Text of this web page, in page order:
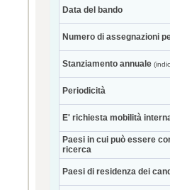
Data del bando
Numero di assegnazioni
Stanziamento annuale
Periodicità
E' richiesta mobilità
Paesi in cui può essere
ricerca
Paesi di residenza dei